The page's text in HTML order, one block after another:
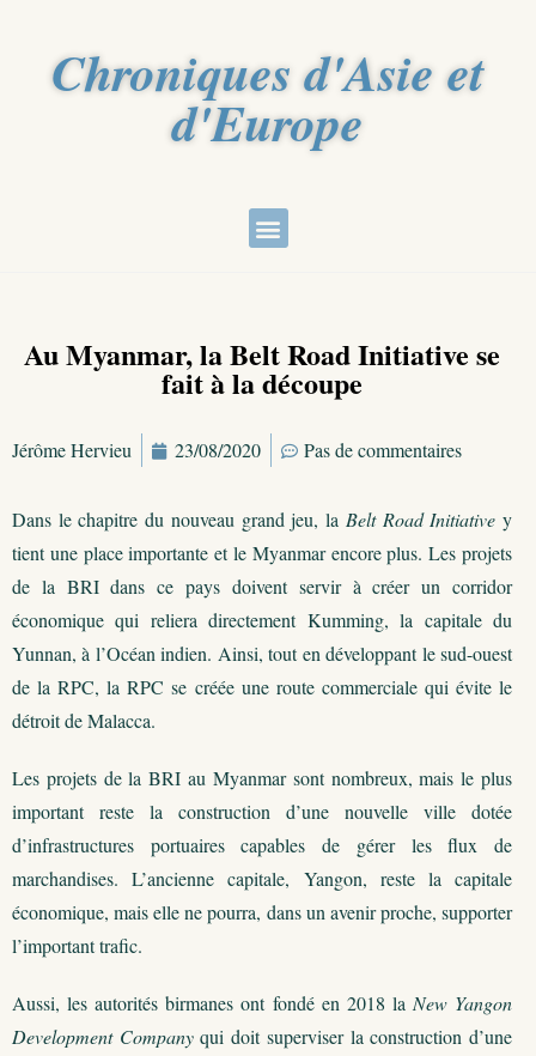
Chroniques d'Asie et
d'Europe
Au Myanmar, la Belt Road Initiative se
fait à la découpe
Jérôme Hervieu 23/08/2020 Pas de commentaires
Dans le chapitre du nouveau grand jeu, la Belt Road Initiative y
tient une place importante et le Myanmar encore plus. Les projets
de la BRI dans ce pays doivent servir à créer un corridor
économique qui reliera directement Kumming, la capitale du
Yunnan, à l’Océan indien. Ainsi, tout en développant le sud-ouest
de la RPC, la RPC se créée une route commerciale qui évite le
détroit de Malacca.
Les projets de la BRI au Myanmar sont nombreux, mais le plus
important reste la construction d’une nouvelle ville dotée
d’infrastructures portuaires capables de gérer les flux de
marchandises. L’ancienne capitale, Yangon, reste la capitale
économique, mais elle ne pourra, dans un avenir proche, supporter
l’important trafic.
Aussi, les autorités birmanes ont fondé en 2018 la New Yangon
Development Companyqui doit superviser la construction d’une